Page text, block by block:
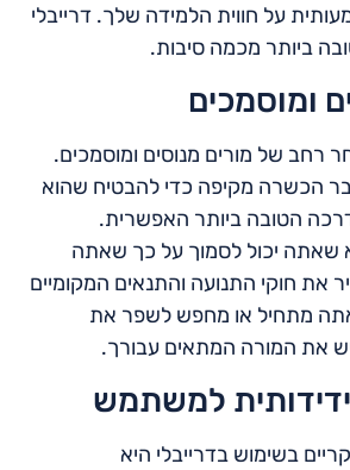
על חווית הלמידה שלך. דרייבלי
ביותר מכמה סיבות.
ומוסמכים
רחב של מורים מנוסים ומוסמכים.
הכשרה מקיפה כדי להבטיח שהוא
הטובה ביותר האפשרית.
שאתה יכול לסמוך על כך שאתה
את חוקי התנועה והתנאים המקומיים
אתה מתחיל או מחפש לשפר את
יש את המורה המתאים עבורך.
למשתמש
בשימוש בדרייבלי היא